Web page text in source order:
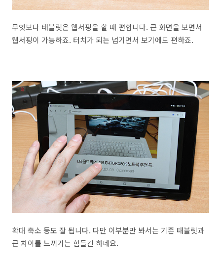
무엇보다 태블릿은 웹서핑을 할 때 편합니다. 큰 화면을 보면서
웹서핑이 가능하죠. 터치가 되는 넘기면서 보기에도 편하죠.
확대 축소 등도 잘 됩니다. 다만 이부분만 봐서는 기존 태블릿과
큰 차이를 느끼기는 힘들긴 하네요.